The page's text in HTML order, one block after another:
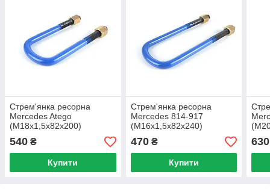
Стрем'янка ресорна
Mercedes Atego
(M18x1,5x82x200)
BMT00335 W/N
540 ₴
Купити
Стрем'янка ресорна
Mercedes 814-917
(M16x1,5x82x240)
BMT00451 W/N
470₴
Купити
630